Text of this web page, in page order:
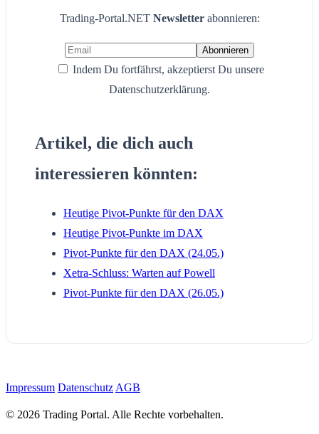
Trading-Portal.NET Newsletter abonnieren:
Indem Du fortfährst, akzeptierst Du unsere
Datenschutzerklärung.
Artikel, die dich auch
interessieren könnten:
Heutige Pivot-Punkte für den DAX
Heutige Pivot-Punkte im DAX
Pivot-Punkte für den DAX (24.05.)
Xetra-Schluss: Warten auf Powell
Pivot-Punkte für den DAX (26.05.)
Impressum Datenschutz AGB
© 2026 Trading Portal. Alle Rechte vorbehalten.